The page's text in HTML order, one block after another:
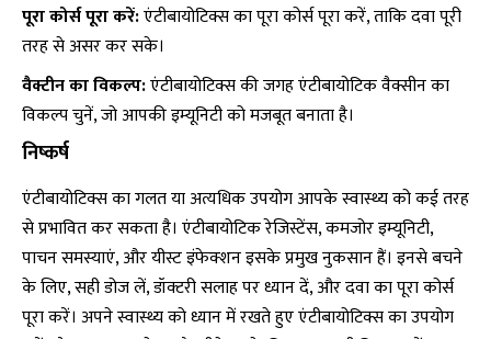
पूरा कोर्स पूरा करें:एंटीबायोटिक्स का पूरा कोर्स पूरा करें, ताकि दवा पूरी
तरह से असर कर सके।
वैक्टीन का विकल्प:एंटीबायोटिक्स की जगह एंटीबायोटिक वैक्सीन का
विकल्प चुनें, जो आपकी इम्यूनिटी को मजबूत बनाता है।
निष्कर्ष
एंटीबायोटिक्स का गलत या अत्यधिक उपयोग आपके स्वास्थ्य को कई तरह
से प्रभावित कर सकता है। एंटीबायोटिक रेजिस्टेंस, कमजोर इम्यूनिटी,
पाचन समस्याएं, और यीस्ट इंफेक्शन इसके प्रमुख नुकसान हैं। इनसे बचने
के लिए, सही डोज लें, डॉक्टरी सलाह पर ध्यान दें, और दवा का पूरा कोर्स
पूरा करें। अपने स्वास्थ्य को ध्यान में रखते हुए एंटीबायोटिक्स का उपयोग